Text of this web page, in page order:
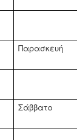
Παρασκευή
Σάββατο